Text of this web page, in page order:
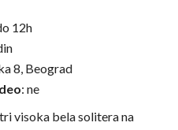
12h
8, Beograd
: ne
visoka bela solitera na